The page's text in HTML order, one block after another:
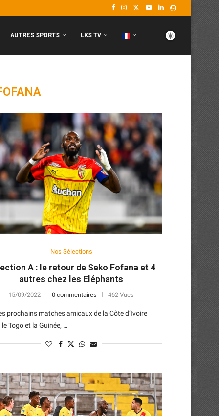
AUTRES SPORTS LKS TV
Nos Sélections
A : le retour de Seko Fofana et 4
autres chez les Eléphants
15/09/2022 0 commentaires 462 Vues
prochains matches amicaux de la Côte d’Ivoire
Togo et la Guinée, …